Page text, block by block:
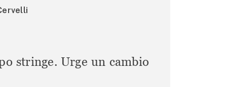
stringe. Urge un cambio